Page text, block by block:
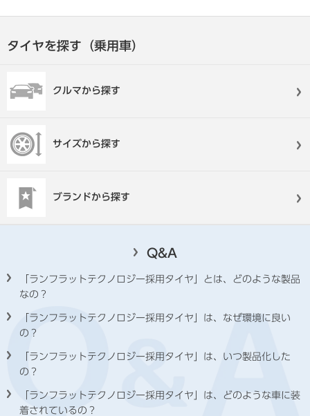
タイヤを探す（乗用車）
クルマから探す
サイズから探す
ブランドから探す
Q&A
「ランフラットテクノロジー採用タイヤ」とは、どのような製品
なの？
「ランフラットテクノロジー採用タイヤ」は、なぜ環境に良い
の？
「ランフラットテクノロジー採用タイヤ」は、いつ製品化した
の？
「ランフラットテクノロジー採用タイヤ」は、どのような車に装
着されているの？